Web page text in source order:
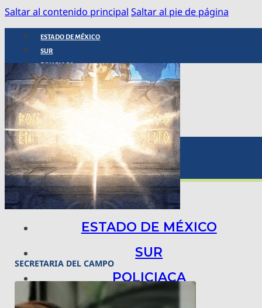
Saltar al contenido principal Saltar al pie de página
ESTADO DE MÉXICO
SUR
POLICIACA
NACIONAL
INTERNACIONAL
ARTE, CIENCIA Y TECNOLOGÍA
COLUMNAS
BAJO LA LUPA
RASTROS Y ROSTROS
VÍNCULOS ANIMALES
ESTADO DE MÉXICO
SUR
POLICIACA
SECRETARIA DEL CAMPO